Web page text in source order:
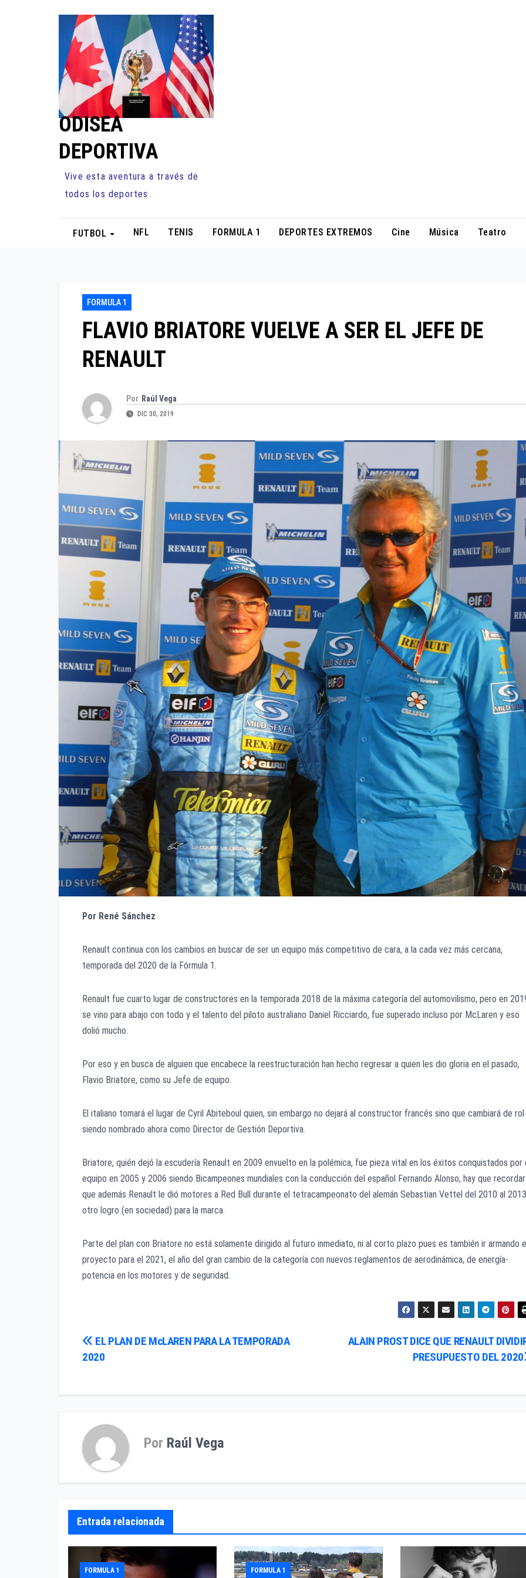
ODISEA
DEPORTIVA
Vive esta aventura a través de
todos los deportes
FUTBOL NFL TENIS FORMULA 1 DEPORTES EXTREMOS Cine Música Teatro
FORMULA 1
FLAVIO BRIATORE VUELVE A SER EL JEFE DE
RENAULT
Por Raúl Vega
DIC 30, 2019
Por René Sánchez
Renault continua con los cambios en buscar de ser un equipo más competitivo de cara, a la cada vez más cercana,
temporada del 2020 de la Fórmula 1.
Renault fue cuarto lugar de constructores en la temporada 2018 de la máxima categoría del automovilismo, pero en
se vino para abajo con todo y el talento del piloto australiano Daniel Ricciardo, fue superado incluso por McLaren y eso
dolió mucho.
Por eso y en busca de alguien que encabece la reestructuración han hecho regresar a quien les dio gloria en el pasado,
Flavio Briatore, como su Jefe de equipo.
El italiano tomará el lugar de Cyril Abiteboul quien, sin embargo no dejará al constructor francés sino que cambiará de rol
siendo nombrado ahora como Director de Gestión Deportiva.
Briatore, quién dejó la escudería Renault en 2009 envuelto en la polémica, fue pieza vital en los éxitos conquistados por
equipo en 2005 y 2006 siendo Bicampeones mundiales con la conducción del español Fernando Alonso, hay que recordar
que además Renault le dió motores a Red Bull durante el tetracampeonato del alemán Sebastian Vettel del 2010 al
otro logro (en sociedad) para la marca.
Parte del plan con Briatore no está solamente dirigido al futuro inmediato, ni al corto plazo pues es también ir armando
proyecto para el 2021, el año del gran cambio de la categoría con nuevos reglamentos de aerodinámica, de energía-
potencia en los motores y de seguridad.
Navegación
entradas
ALAIN PROST DICE QUE RENAULT
PRESUPUESTO DEL 2020
EL PLAN DE McLAREN PARA LA TEMPORADA
2020
Por Raúl Vega
Entrada relacionada
FORMULA 1 FORMULA 1